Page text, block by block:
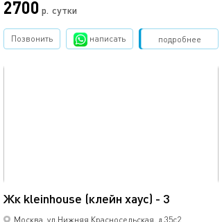
2700 р. сутки
подробнее
Позвонить написать Забронировать
Жк kleinhouse (клейн хаус) - 3
Москва, ул.Нижняя Красносельская, д.35с2